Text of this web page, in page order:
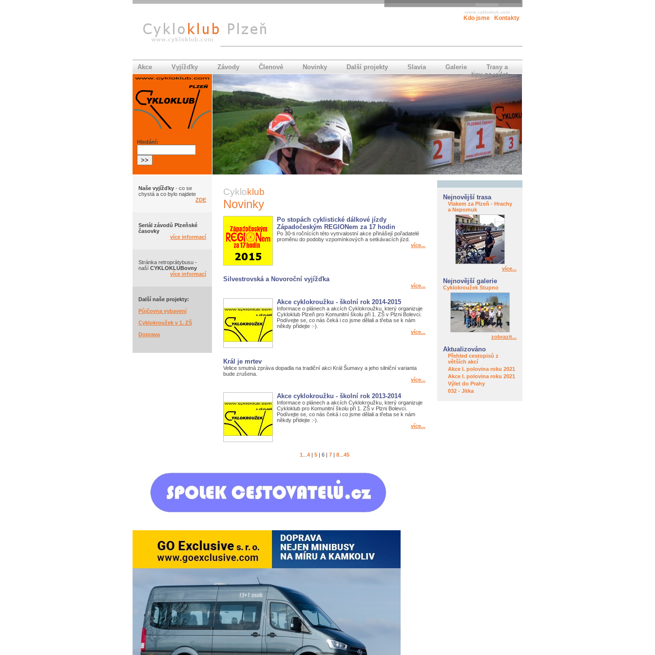
Kdo jsme Kontakty
Akce Vyjížďky Závody Členové Novinky Další projekty Slavia Galerie
Trasy a
tipy na výlet
Hledání:
Naše vyjížďky - co se
chystá a co bylo najdete
ZDE
Seriál závodů Plzeňské
časovky
více informací
Stránka retroprátybusu -
naší CYKLOKLUBovny
více informací
Další naše projekty:
Půjčovna vybavení
Cyklokroužek v 1. ZŠ
Doprava
Nejnovější trasa
Vlakem za Plzeň - Hrachy
a Nepomuk
více...
Nejnovější galerie
Cyklokroužek Stupno
zobrazit...
Aktualizováno
Přehled cestopisů z
větších akcí
Akce I. polovina roku 2021
Akce I. polovina roku 2021
Výlet do Prahy
032 - Jitka
Cykloklub
Novinky
Po stopách cyklistické dálkové jízdy
Západočeským REGIONem za 17 hodin
Po 30-ti ročnících této vytrvalostní akce přinášejí pořadatelé
proměnu do podoby vzpomínkových a setkávacích jízd.
více...
Silvestrovská a Novoroční vyjížďka
více...
Akce cyklokroužku - školní rok 2014-2015
Informace o plánech a akcích Cyklokroužku, který organizuje
Cykloklub Plzeň pro Komunitní školu při 1. ZŠ v Plzni Bolevci.
Podívejte se, co nás čeká i co jsme dělali a třeba se k nám
někdy přidejte :-).
více...
Král je mrtev
Velice smutná zpráva dopadla na tradiční akci Král Šumavy a jeho silniční varianta
bude zrušena.
více...
Akce cyklokroužku - školní rok 2013-2014
Informace o plánech a akcích Cyklokroužku, který organizuje
Cykloklub pro Komunitní školu při 1. ZŠ v Plzni Bolevci.
Podívejte se, co nás čeká i co jsme dělali a třeba se k nám
někdy přidejte :-).
více...
1 4 | 5 | 6 | 7 | 8 45